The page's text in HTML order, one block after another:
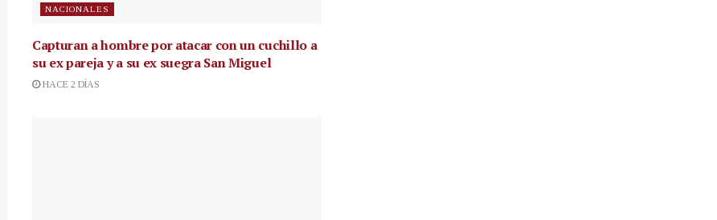
NACIONALES
Capturan a hombre por atacar con un cuchillo a
su ex pareja y a su ex suegra San Miguel
HACE 2 DÍAS